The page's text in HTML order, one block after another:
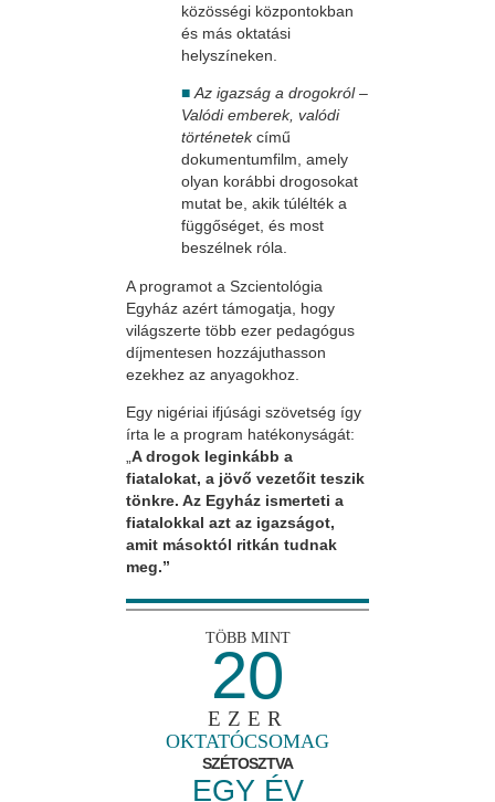
közösségi központokban
és más oktatási
helyszíneken.
■Az igazság a drogokról –
Valódi emberek, valódi
történetekcímű
dokumentumfilm, amely
olyan korábbi drogosokat
mutat be, akik túlélték a
függőséget, és most
beszélnek róla.
A programot a Szcientológia
Egyház azért támogatja, hogy
világszerte több ezer pedagógus
díjmentesen hozzájuthasson
ezekhez az anyagokhoz.
Egy nigériai ifjúsági szövetség így
írta le a program hatékonyságát:
A drogok leginkább a
fiatalokat, a jövő vezetőit teszik
tönkre. Az Egyház ismerteti a
fiatalokkal azt az igazságot,
amit másoktól ritkán tudnak
meg.”
TÖBB MINT
20
EZER
OKTATÓCSOMAG
SZÉTOSZTVA
EGY ÉV